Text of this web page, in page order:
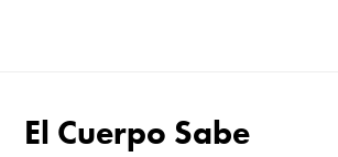
El Cuerpo Sabe